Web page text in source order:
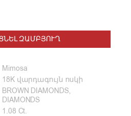
ԶԱՄԲՅՈՒՂ
Mimosa
18K վարդագույն ոսկի
BROWN DIAMONDS,
DIAMONDS
1.08 Ct.